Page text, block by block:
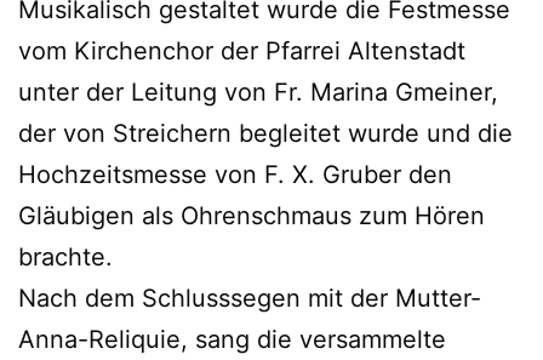
Musikalisch gestaltet wurde die Festmesse
vom Kirchenchor der Pfarrei Altenstadt
unter der Leitung von Fr. Marina Gmeiner,
der von Streichern begleitet wurde und die
Hochzeitsmesse von F. X. Gruber den
Gläubigen als Ohrenschmaus zum Hören
brachte.
Nach dem Schlusssegen mit der Mutter-
Anna-Reliquie, sang die versammelte